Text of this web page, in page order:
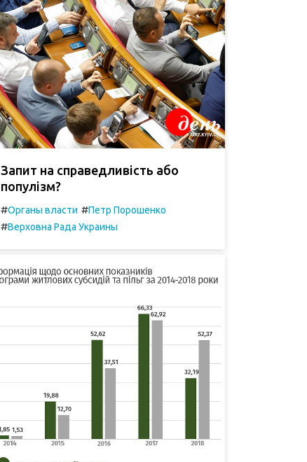
Запит на справедливість або
популізм?
#Органы власти #Петр Порошенко
#Верховна Рада Украины